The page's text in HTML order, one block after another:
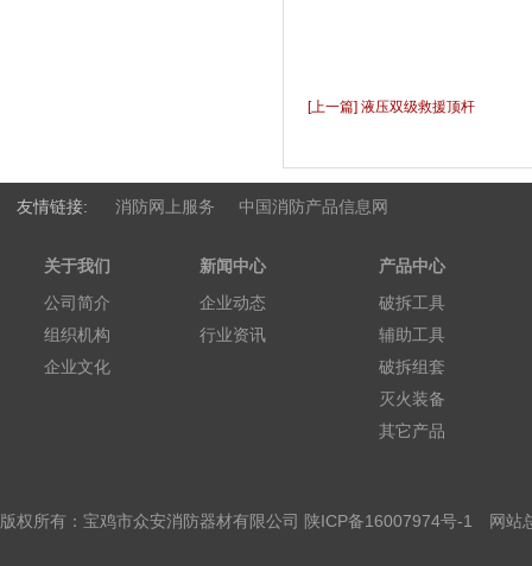
[上一篇] 液压双级救援顶杆
友情链接: 消防网上服务 中国消防产品信息网
关于我们
公司简介
组织机构
企业文化
新闻中心
企业动态
行业资讯
产品中心
破拆工具
辅助工具
破拆组套
灭火装备
其它产品
版权所有：宝鸡市众安消防器材有限公司 陕ICP备16007974号-1 网站